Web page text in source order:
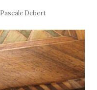
Pascale Debert